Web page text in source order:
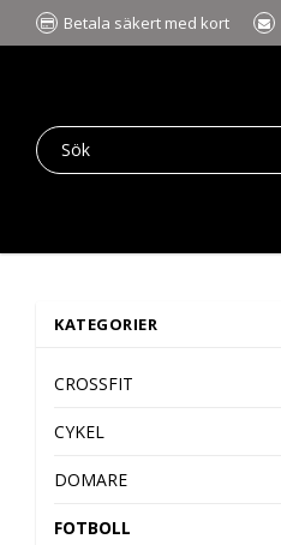
Betala säkert med kort
KATEGORIER
CROSSFIT
CYKEL
DOMARE
FOTBOLL